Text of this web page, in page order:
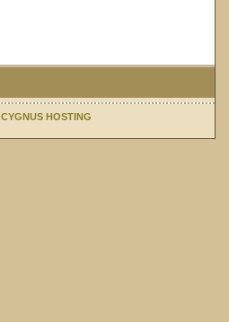
CYGNUS HOSTING